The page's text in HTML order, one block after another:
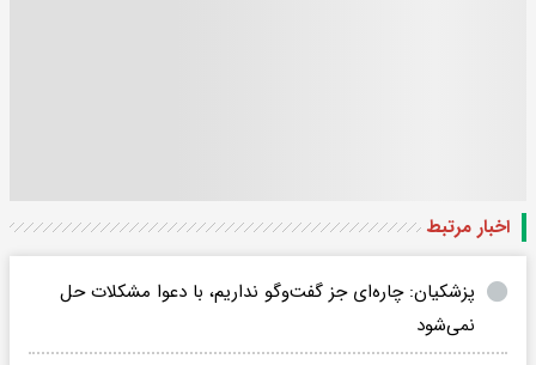
اخبار مرتبط
پزشکیان: چاره‌ای جز گفت‌وگو نداریم، با دعوا مشکلات حل
نمی‌شود